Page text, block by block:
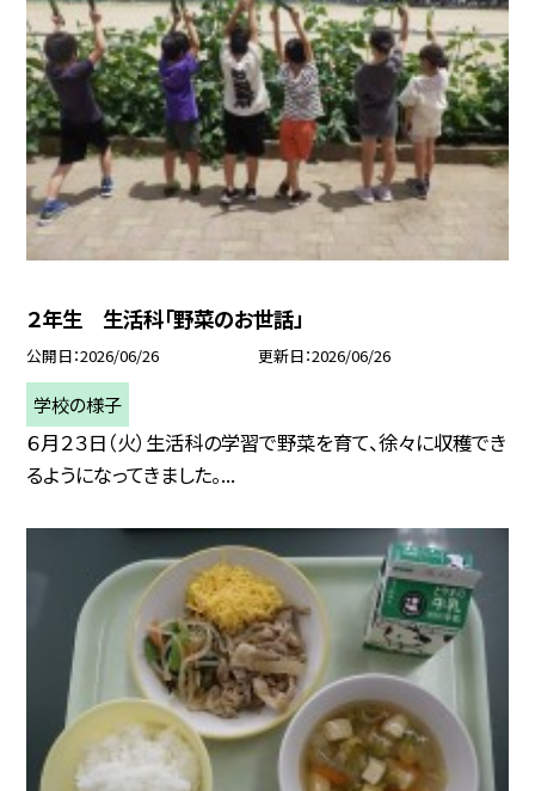
２年生 生活科「野菜のお世話」
公開日 2026/06/26 更新日 2026/06/26
学校の様子
６月２３日（火）生活科の学習で野菜を育て、徐々に収穫でき
るようになってきました。...